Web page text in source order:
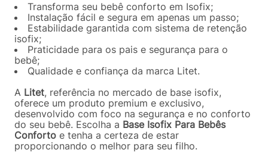
Transforma seu bebê conforto em Isofix;
Instalação fácil e segura em apenas um passo;
Estabilidade garantida com sistema de retenção
isofix;
Praticidade para os pais e segurança para o
bebê;
Qualidade e confiança da marca Litet.
A Litet, referência no mercado de base isofix,
oferece um produto premium e exclusivo,
desenvolvido com foco na segurança e no conforto
do seu bebê. Escolha a Base Isofix Para Bebês
Conforto e tenha a certeza de estar
proporcionando o melhor para seu filho.